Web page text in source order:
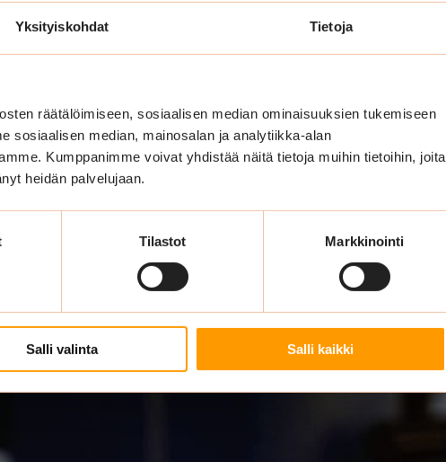
Yksityiskohdat Tietoja
räätälöimiseen, sosiaalisen median ominaisuuksien tukemiseen
sosiaalisen median, mainosalan ja analytiikka-alan
Kumppanimme voivat yhdistää näitä tietoja muihin tietoihin, joita
heidän palvelujaan.
Tilastot Markkinointi
Salli valinta Salli kaikki